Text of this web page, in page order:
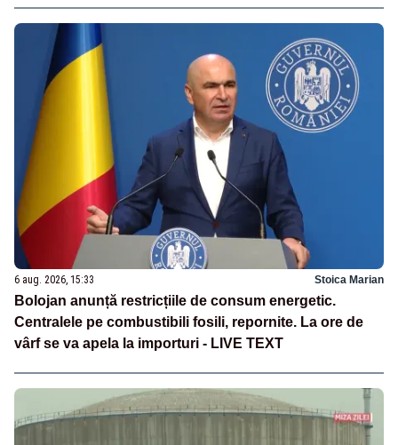
6 aug. 2026, 15:33 Stoica Marian
Bolojan anunță restricțiile de consum energetic.
Centralele pe combustibili fosili, repornite. La ore de
vârf se va apela la importuri - LIVE TEXT